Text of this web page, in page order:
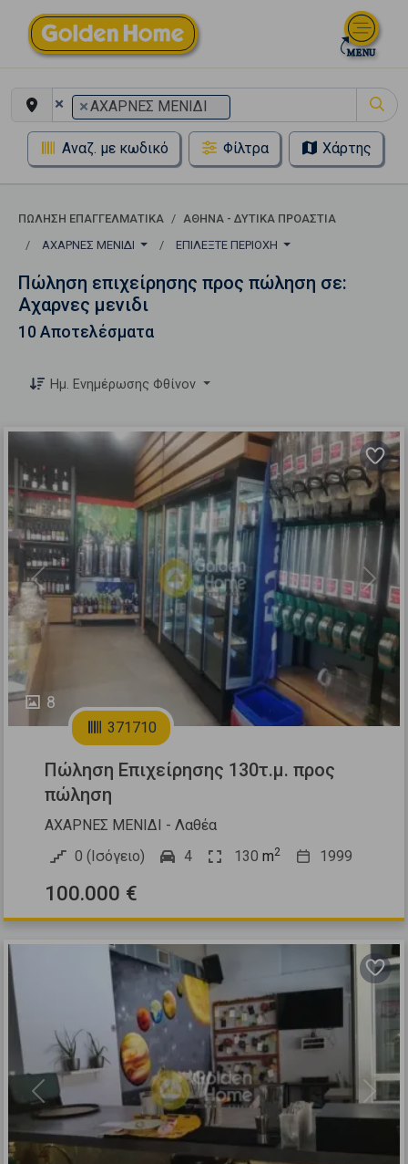
× ×ΑΧΑΡΝΕΣ ΜΕΝΙΔΙ
Αναζ. με κωδικό Φίλτρα Χάρτης
ΠΏΛΗΣΗ ΕΠΑΓΓΕΛΜΑΤΙΚΆ
ΑΘΗΝΑ - ΔΥΤΙΚΑ ΠΡΟΑΣΤΙΑ
ΑΧΑΡΝΕΣ ΜΕΝΙΔΙ
ΕΠΙΛΈΞΤΕ ΠΕΡΙΟΧΉ
Πώληση επιχείρησης προς πώληση σε:
Αχαρνες μενιδι
10 Αποτελέσματα
Ημ. Ενημέρωσης Φθίνον
8
Previous Next
371710
Πώληση Επιχείρησης 130τ.μ. προς
πώληση
ΑΧΑΡΝΕΣ ΜΕΝΙΔΙ - Λαθέα
0 (Ισόγειο)
4 130 m2 1999
100.000 €
Previous Next